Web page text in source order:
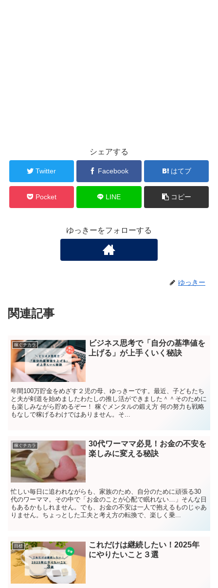
シェアする
Twitter Facebook はてブ
Pocket LINE コピー
ゆっきーをフォローする
ゆっきー
関連記事
稼ぐチカラ
ビジネス思考で「自分の基準値を
上げる」が上手くいく秘訣
年間100万貯金をめざす２児の母、ゆっきーです。最近、子どもたち
と夫が剣道を始めましたわたしの推し活ができました＾＾そのために
も楽しみながら貯めるぞー！ 稼ぐメンタルの鍛え方 何の努力も戦略
もなしで稼げるわけではありません。そ...
稼ぐチカラ
30代ワーママ必見！お金の不安を
楽しみに変える秘訣
忙しい毎日に追われながらも、家族のため、自分のために頑張る30
代のワーママ。その中で「お金のことが心配で眠れない…」そんな日
もあるかもしれません。でも、お金の不安は一人で抱えるものじゃあ
りません。ちょっとした工夫と考え方の転換で、楽しく乗...
目標
これだけは継続したい！2025年
にやりたいこと３選